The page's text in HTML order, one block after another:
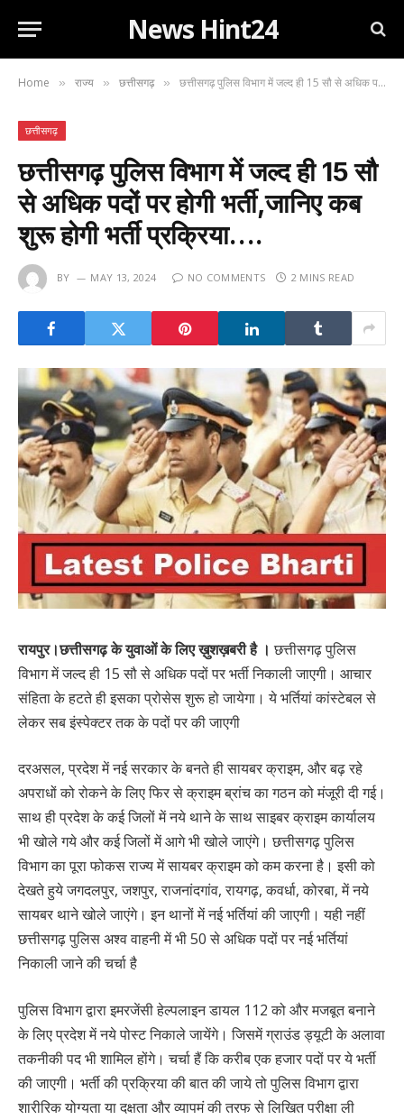
News Hint24
Home » राज्य » छत्तीसगढ़ » छत्तीसगढ़ पुलिस विभाग में जल्द ही 15 सौ से अधिक पदों पर होगी भर्ती,जानिए कब शुरू होगी भर्ती प्रक्रिया….
छत्तीसगढ़
छत्तीसगढ़ पुलिस विभाग में जल्द ही 15 सौ
से अधिक पदों पर होगी भर्ती,जानिए कब
शुरू होगी भर्ती प्रक्रिया….
BY MAY 13, 2024 NO COMMENTS 2 MINS READ
रायपुर।छत्तीसगढ़ के युवाओं के लिए ख़ुशख़बरी है । छत्तीसगढ़ पुलिस
विभाग में जल्द ही 15 सौ से अधिक पदों पर भर्ती निकाली जाएगी। आचार
संहिता के हटते ही इसका प्रोसेस शुरू हो जायेगा। ये भर्तियां कांस्टेबल से
लेकर सब इंस्पेक्टर तक के पदों पर की जाएगी
दरअसल, प्रदेश में नई सरकार के बनते ही सायबर क्राइम, और बढ़ रहे
अपराधों को रोकने के लिए फिर से क्राइम ब्रांच का गठन को मंजूरी दी गई।
साथ ही प्रदेश के कई जिलों में नये थाने के साथ साइबर क्राइम कार्यालय
भी खोले गये और कई जिलों में आगे भी खोले जाएंगे। छत्तीसगढ़ पुलिस
विभाग का पूरा फोकस राज्य में सायबर क्राइम को कम करना है। इसी को
देखते हुये जगदलपुर, जशपुर, राजनांदगांव, रायगढ़, कवर्धा, कोरबा, में नये
सायबर थाने खोले जाएंगे। इन थानों में नई भर्तियां की जाएगी। यही नहीं
छत्तीसगढ़ पुलिस अश्व वाहनी में भी 50 से अधिक पदों पर नई भर्तियां
निकाली जाने की चर्चा है
पुलिस विभाग द्वारा इमरजेंसी हेल्पलाइन डायल 112 को और मजबूत बनाने
के लिए प्रदेश में नये पोस्ट निकाले जायेंगे। जिसमें ग्राउंड ड्यूटी के अलावा
तकनीकी पद भी शामिल होंगे। चर्चा हैं कि करीब एक हजार पदों पर ये भर्ती
की जाएगी। भर्ती की प्रक्रिया की बात की जाये तो पुलिस विभाग द्वारा
शारीरिक योग्यता या दक्षता और व्यापमं की तरफ से लिखित परीक्षा ली